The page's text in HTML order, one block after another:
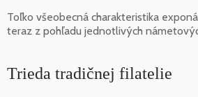
Toľko všeobecná charakteristika
teraz z pohľadu jednotlivých
Trieda tradičnej filatelie